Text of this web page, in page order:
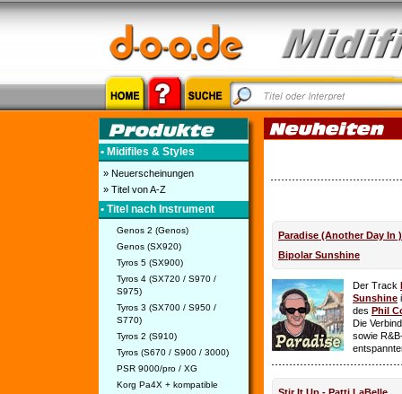
• Midifiles & Styles
» Neuerscheinungen
» Titel von A-Z
• Titel nach Instrument
Genos 2 (Genos)
Genos (SX920)
Tyros 5 (SX900)
Tyros 4 (SX720 / S970 /
S975)
Tyros 3 (SX700 / S950 /
S770)
Tyros 2 (S910)
Tyros (S670 / S900 / 3000)
PSR 9000/pro / XG
Korg Pa4X + kompatible
Paradise (Another Day In
Bipolar Sunshine
Der Track
Sunshine
des Phil
Die
sowie